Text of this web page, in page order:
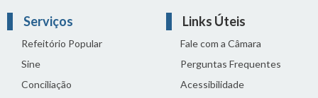
Serviços
Refeitório Popular
Sine
Conciliação
Links Úteis
Fale com a Câmara
Perguntas Frequentes
Acessibilidade